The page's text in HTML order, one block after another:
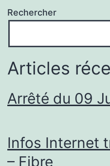
Rechercher
Articles
Arrêté du 09
Infos Internet
– Fibre